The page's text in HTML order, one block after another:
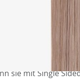
Look.
ihren Glanz und
Tapes
und zuverlässige
12 Tapes,
sie mit Single